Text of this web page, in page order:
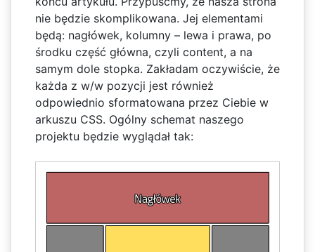
nie będzie skomplikowana. Jej elementami
będą: nagłówek, kolumny – lewa i prawa, po
środku część główna, czyli content, a na
samym dole stopka. Zakładam oczywiście, że
każda z w/w pozycji jest również
odpowiednio sformatowana przez Ciebie w
arkuszu CSS. Ogólny schemat naszego
projektu będzie wyglądał tak: